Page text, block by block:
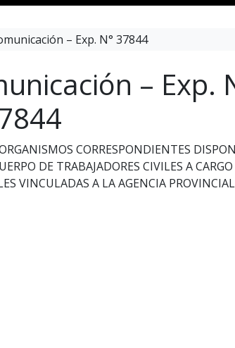
– Exp. N° 37844
– Exp.
CORRESPONDIENTES
DE TRABAJADORES CIVILES A
VINCULADAS A LA AGENCIA